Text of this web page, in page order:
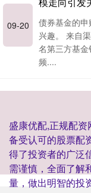
09-20
债券基金的
兴趣。 来自
名第三方基
频....
盛康优配,正规配
备受认可的股票配
得了投资者的广泛
需谨慎，全面了解
量，做出明智的投